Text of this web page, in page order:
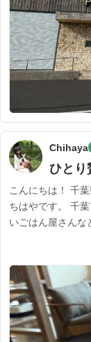
Chihaya
ひと
こんにちは！ 千
ちはやです。 千
いごはん屋さんな